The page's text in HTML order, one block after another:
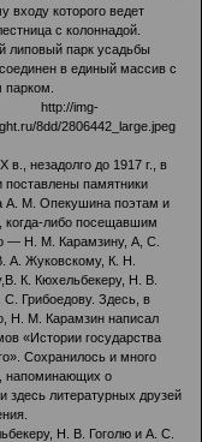
входу которого ведет
с колоннадой.
липовый парк усадьбы
в единый массив с
в., незадолго до 1917 г., в
поставлены памятники
А. М. Опекушина поэтам и
когда-либо посещавшим
— Н. М. Карамзину, А, С.
А. Жуковскому, К. Н.
К. Кюхельбекеру, Н. В.
С. Грибоедову. Здесь, в
Н. М. Карамзин написал
«Истории государства
Сохранилось и много
напоминающих о
здесь литературных друзей
Н. В. Гоголю и А. С.